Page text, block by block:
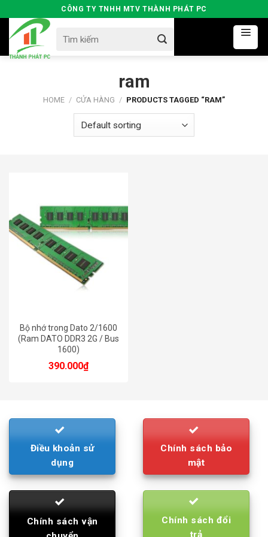
to
content
CÔNG TY TNHH MTV THÀNH PHÁT PC
for:
ram
HOME / CỬA HÀNG / PRODUCTS TAGGED “RAM”
Bộ nhớ trong Dato 2/1600
(Ram DATO DDR3 2G / Bus
1600)
390.000₫
390000đ
Điều khoản sử
dụng
Chính sách bảo
mật
Chính sách vận
Chính sách đổi
trả